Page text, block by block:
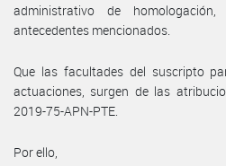
administrativo de
antecedentes mencionados.
Que las facultades del suscripto
actuaciones, surgen de las
2019-75-APN-PTE.
Por ello,